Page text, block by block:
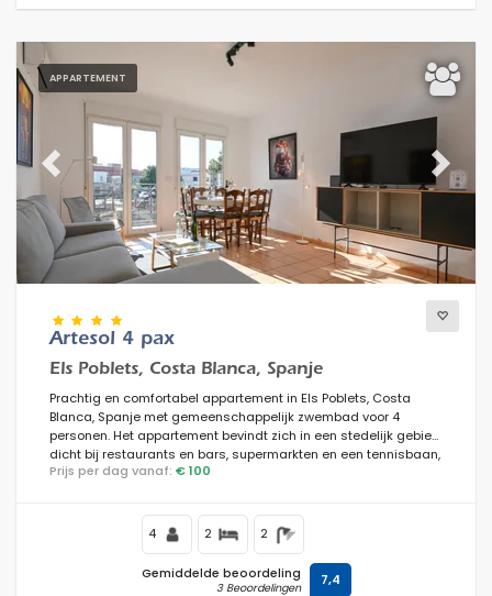
Afstanden
Diensten
Uitzichten
Extra categorieën
APPARTEMENT
Previous Next
Artesol 4 pax
Els Poblets, Costa Blanca, Spanje
Prachtig en comfortabel appartement in Els Poblets, Costa
Blanca, Spanje met gemeenschappelijk zwembad voor 4
personen. Het appartement bevindt zich in een stedelijk gebied,
dicht bij restaurants en bars, supermarkten en een tennisbaan,
en op 3 km van het L'Estanyó-strand.
Prijs per dag vanaf: € 100
4 2 2
Gemiddelde beoordeling
3 Beoordelingen 7,4